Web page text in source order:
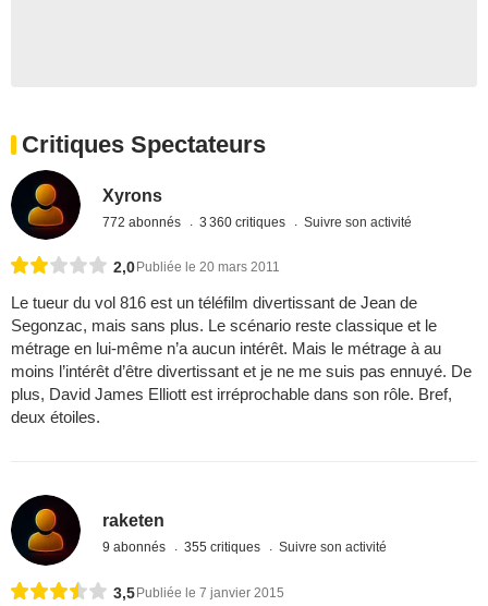
Critiques Spectateurs
Xyrons
772 abonnés 3 360 critiques Suivre son activité
2,0 Publiée le 20 mars 2011
Le tueur du vol 816 est un téléfilm divertissant de Jean de
Segonzac, mais sans plus. Le scénario reste classique et le
métrage en lui-même n’a aucun intérêt. Mais le métrage à au
moins l’intérêt d’être divertissant et je ne me suis pas ennuyé. De
plus, David James Elliott est irréprochable dans son rôle. Bref,
deux étoiles.
raketen
9 abonnés 355 critiques Suivre son activité
3,5Publiée le 7 janvier 2015